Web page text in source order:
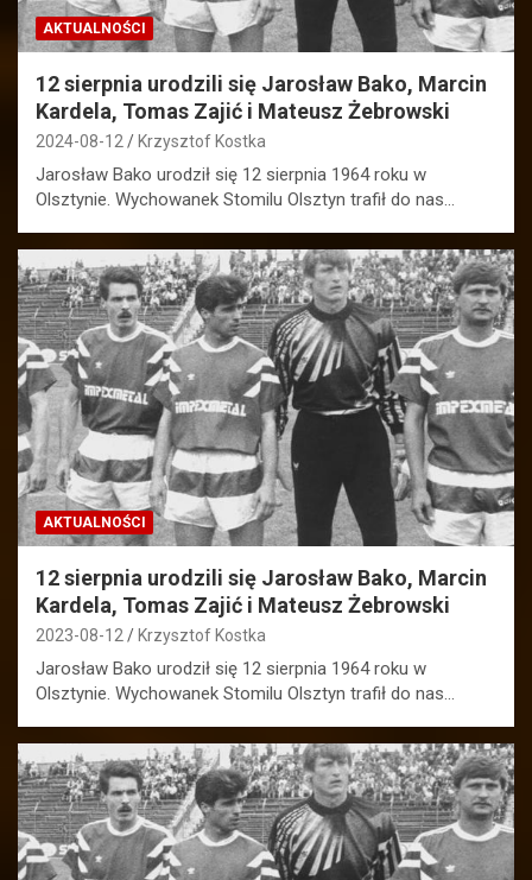
AKTUALNOŚCI
12 sierpnia urodzili się Jarosław Bako, Marcin
Kardela, Tomas Zajić i Mateusz Żebrowski
2024-08-12 Krzysztof Kostka
Jarosław Bako urodził się 12 sierpnia 1964 roku w
Olsztynie. Wychowanek Stomilu Olsztyn trafił do nas…
AKTUALNOŚCI
12 sierpnia urodzili się Jarosław Bako, Marcin
Kardela, Tomas Zajić i Mateusz Żebrowski
2023-08-12 Krzysztof Kostka
Jarosław Bako urodził się 12 sierpnia 1964 roku w
Olsztynie. Wychowanek Stomilu Olsztyn trafił do nas…